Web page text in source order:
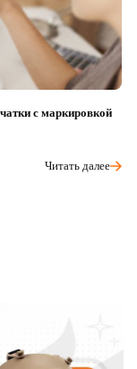
с маркировкой
Читать далее